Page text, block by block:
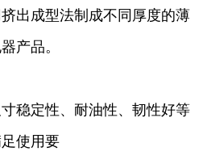
出成型法制成不同厚度的薄
产品。
稳定性、耐油性、韧性好等
使用要